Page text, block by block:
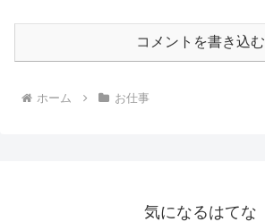
コメントを書き込む
ホーム お仕事
気になるはてな